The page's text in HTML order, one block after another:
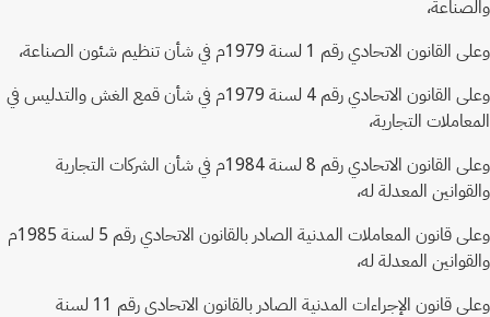
والصناعة،
وعلى القانون الاتحادي رقم 1 لسنة 1979م في شأن تنظيم شئون الصناعة،
وعلى القانون الاتحادي رقم 4 لسنة 1979م في شأن قمع الغش والتدليس في
المعاملات التجارية،
وعلى القانون الاتحادي رقم 8 لسنة 1984م في شأن الشركات التجارية
والقوانين المعدلة له،
وعلى قانون المعاملات المدنية الصادر بالقانون الاتحادي رقم 5 لسنة 1985م
والقوانين المعدلة له،
وعلى قانون الإجراءات المدنية الصادر بالقانون الاتحادي رقم 11 لسنة